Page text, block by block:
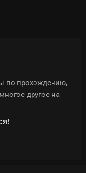
по прохождению,
другое на